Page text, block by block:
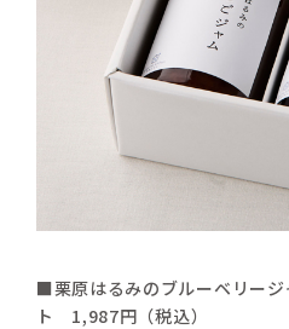
■栗原はるみのブルーベリージ
ト　1,987円（税込）